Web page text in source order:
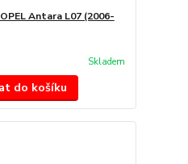
Antara L07 (2006-
Skladem
do košíku